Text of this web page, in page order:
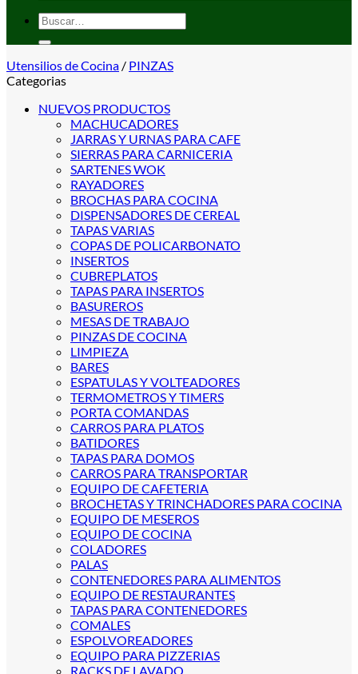
Buscar
por:
Utensilios de Cocina / PINZAS
Categorias
NUEVOS PRODUCTOS
MACHUCADORES
JARRAS Y URNAS PARA CAFE
SIERRAS PARA CARNICERIA
SARTENES WOK
RAYADORES
BROCHAS PARA COCINA
DISPENSADORES DE CEREAL
TAPAS VARIAS
COPAS DE POLICARBONATO
INSERTOS
CUBREPLATOS
TAPAS PARA INSERTOS
BASUREROS
MESAS DE TRABAJO
PINZAS DE COCINA
LIMPIEZA
BARES
ESPATULAS Y VOLTEADORES
TERMOMETROS Y TIMERS
PORTA COMANDAS
CARROS PARA PLATOS
BATIDORES
TAPAS PARA DOMOS
CARROS PARA TRANSPORTAR
EQUIPO DE CAFETERIA
BROCHETAS Y TRINCHADORES PARA COCINA
EQUIPO DE MESEROS
EQUIPO DE COCINA
COLADORES
PALAS
CONTENEDORES PARA ALIMENTOS
EQUIPO DE RESTAURANTES
TAPAS PARA CONTENEDORES
COMALES
ESPOLVOREADORES
EQUIPO PARA PIZZERIAS
RACKS DE LAVADO